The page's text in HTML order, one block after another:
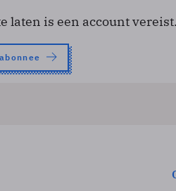
laten is een account vereist.